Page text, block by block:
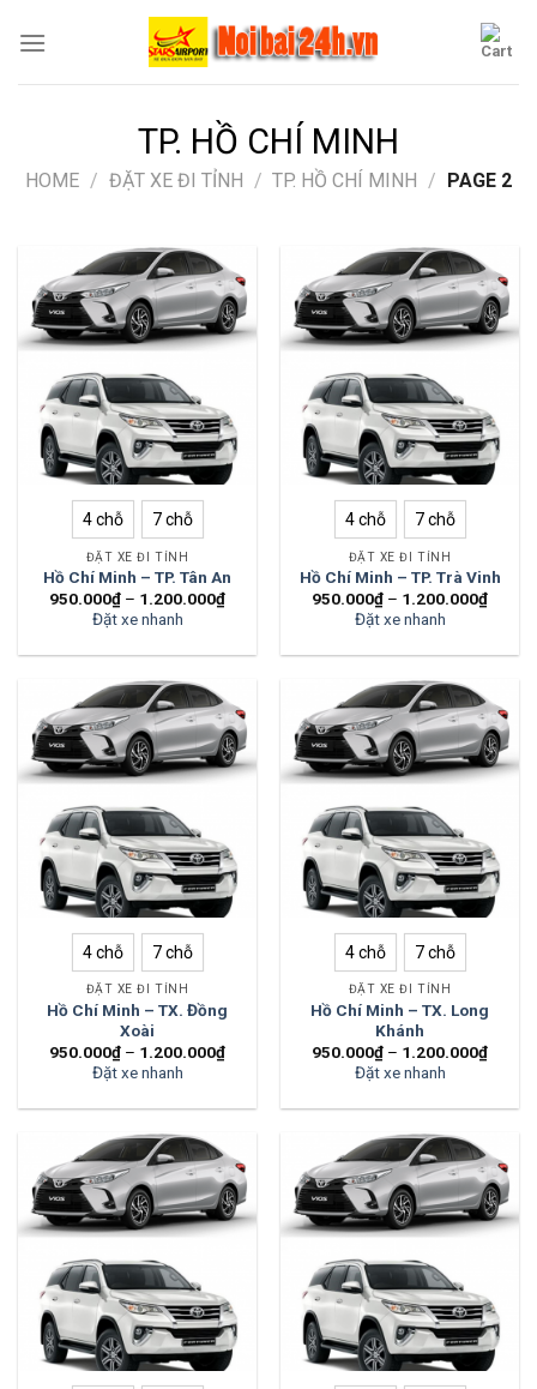
TP. HỒ CHÍ MINH
HOME / ĐẶT XE ĐI TỈNH / TP. HỒ CHÍ MINH / PAGE 2
4 chỗ 7 chỗ
ĐẶT XE ĐI TỈNH
Hồ Chí Minh – TP. Tân An
950.000₫ – 1.200.000₫
Đặt xe nhanh
4 chỗ 7 chỗ
ĐẶT XE ĐI TỈNH
Hồ Chí Minh – TP. Trà Vinh
950.000₫ – 1.200.000₫
Đặt xe nhanh
4 chỗ 7 chỗ
ĐẶT XE ĐI TỈNH
Hồ Chí Minh – TX. Đồng
Xoài
950.000₫ – 1.200.000₫
Đặt xe nhanh
4 chỗ 7 chỗ
ĐẶT XE ĐI TỈNH
Hồ Chí Minh – TX. Long
Khánh
950.000₫ – 1.200.000₫
Đặt xe nhanh